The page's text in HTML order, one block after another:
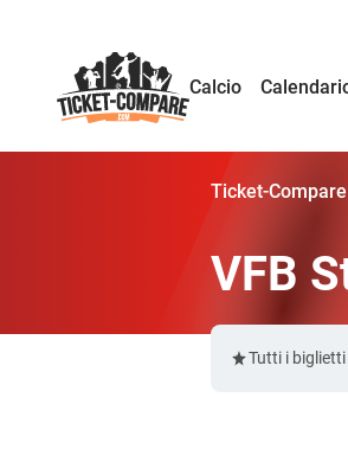
Calcio
Ticket-
VFB
Tutti i